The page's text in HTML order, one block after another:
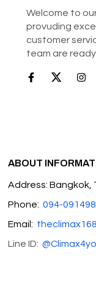
Welcome to
provuding
customer
team are
ABOUT
Address: Bangkok,
Phone: 094-
Email:
Line ID: